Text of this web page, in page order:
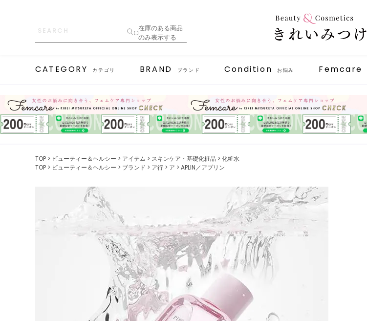
在庫のある商品
のみ表示する
CATEGORY カテゴリ BRAND ブランド Condition お悩み Femcare
TOP ビューティー＆ヘルシー アイテム スキンケア・基礎化粧品
化粧水
TOP
ビューティー＆ヘルシー ブランド ア行 ア APLIN／アプリン